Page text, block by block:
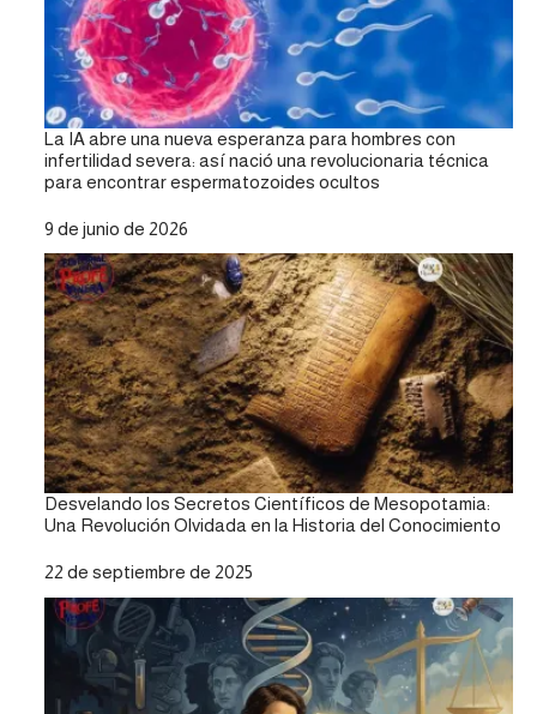
La IA abre una nueva esperanza para hombres con
infertilidad severa: así nació una revolucionaria técnica
para encontrar espermatozoides ocultos
Fecha
9 de junio de 2026
Desvelando los Secretos Científicos de Mesopotamia:
Una Revolución Olvidada en la Historia del Conocimiento
Fecha
22 de septiembre de 2025